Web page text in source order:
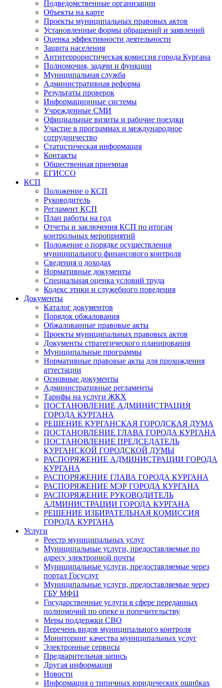
Подведомственные организации
Объекты на карте
Проекты муниципальных правовых актов
Установленные формы обращений и заявлений
Оценка эффективности деятельности
Защита населения
Антитеррористическая комиссия города Кургана
Полномочия, задачи и функции
Муниципальная служба
Административная реформа
Результаты проверок
Информационные системы
Учрежденные СМИ
Официальные визиты и рабочие поездки
Участие в программах и международное
сотрудничество
Статистическая информация
Контакты
Общественная приемная
ЕГИССО
КСП
Положение о КСП
Руководитель
Регламент КСП
План работы на год
Отчеты и заключения КСП по итогам
контрольных мероприятий
Положение о порядке осуществления
муниципального финансового контроля
Сведения о доходах
Нормативные документы
Специальная оценка условий труда
Кодекс этики и служебного поведения
Документы
Каталог документов
Порядок обжалования
Обжалованные правовые акты
Проекты муниципальных правовых актов
Документы стратегического планирования
Муниципальные программы
Нормативные правовые акты для прохождения
аттестации
Основные документы
Административные регламенты
Тарифы на услуги ЖКХ
ПОСТАНОВЛЕНИЕ АДМИНИСТРАЦИЯ
ГОРОДА КУРГАНА
РЕШЕНИЕ КУРГАНСКАЯ ГОРОДСКАЯ ДУМА
ПОСТАНОВЛЕНИЕ ГЛАВА ГОРОДА КУРГАНА
ПОСТАНОВЛЕНИЕ ПРЕДСЕДАТЕЛЬ
КУРГАНСКОЙ ГОРОДСКОЙ ДУМЫ
РАСПОРЯЖЕНИЕ АДМИНИСТРАЦИИ ГОРОДА
КУРГАНА
РАСПОРЯЖЕНИЕ ГЛАВА ГОРОДА КУРГАНА
РАСПОРЯЖЕНИЕ МЭР ГОРОДА КУРГАНА
РАСПОРЯЖЕНИЕ РУКОВОДИТЕЛЬ
АДМИНИСТРАЦИИ ГОРОДА КУРГАНА
РЕШЕНИЕ ИЗБИРАТЕЛЬНАЯ КОМИССИЯ
ГОРОДА КУРГАНА
Услуги
Реестр муниципальных услуг
Муниципальные услуги, предоставляемые по
адресу электронной почты
Муниципальные услуги, предоставляемые через
портал Госуслуг
Муниципальные услуги, предоставляемые через
ГБУ МФЦ
Государственные услуги в сфере переданных
полномочий по опеке и попечительству
Меры поддержки СВО
Перечень видов муниципального контроля
Мониторинг качества муниципальных услуг
Электронные сервисы
Предварительная запись
Другая информация
Новости
Информация о типичных юридических ошибках